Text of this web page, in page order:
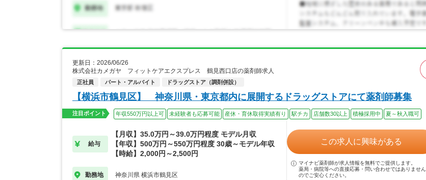
更新日：2026/06/26
株式会社カメガヤ フィットケアエクスプレス 鶴見西口店の薬剤師求人
正社員 パート・アルバイト ドラッグストア（調剤併設）
【横浜市鶴見区】 神奈川県・東京都内に展開するドラッグストアにて薬剤師募集
注目ポイント 年収550万円以上可 未経験者も応募可能 産休・育休取得実績有り 駅チカ 店舗数30以上 積極採用中 夏～秋入職可
給与
【月収】35.0万円～39.0万円程度 モデル月収
【年収】500万円～550万円程度 30歳～モデル年収
【時給】2,000円～2,500円
勤務地 神奈川県 横浜市鶴見区
この求人に興味がある
マイナビ薬剤師が求人情報を無料でご提供します。
薬局・病院等への直接応募・問い合わせではありません
のでご安心ください。